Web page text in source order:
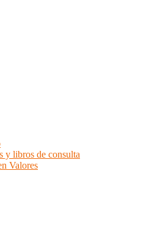
y libros de consulta
Valores